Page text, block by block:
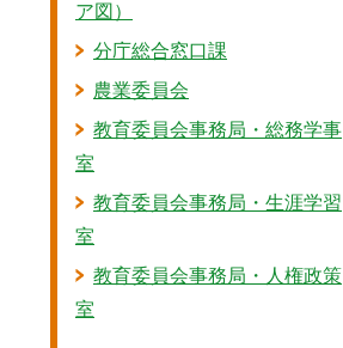
ア図）
分庁総合窓口課
農業委員会
教育委員会事務局・総務学事
室
教育委員会事務局・生涯学習
室
教育委員会事務局・人権政策
室